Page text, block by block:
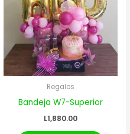
Regalos
Bandeja W7-Superior
L1,880.00